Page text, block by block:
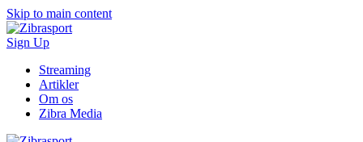
Skip to main content
Sign Up
Streaming
Artikler
Om os
Zibra Media